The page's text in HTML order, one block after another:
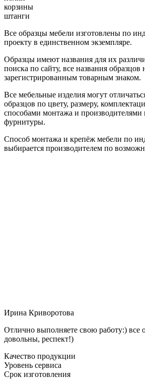
корзины
штанги
Все образцы мебели изготовлены по
проекту в единственном экземпляре.
Образцы имеют названия для их
поиска по сайту, все названия образцов
зарегистрированным товарным знаком.
Все мебельные изделия могут
образцов по цвету, размеру,
способами монтажа и
фурнитуры.
Способ монтажа и крепёж мебели по
выбирается производителем по
Ирина Криворотова
Отлично выполняете свою работу:) все
довольны, респект!)
Качество продукции
Уровень сервиса
Срок изготовления